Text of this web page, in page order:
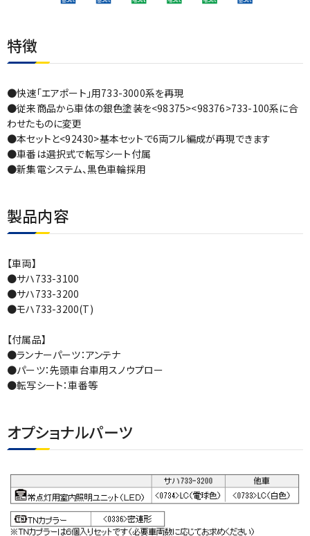
特徴
●快速「エアポート」用733-3000系を再現
●従来商品から車体の銀色塗装を<98375><98376>733-100系に合
わせたものに変更
●本セットと<92430>基本セットで6両フル編成が再現できます
●車番は選択式で転写シート付属
●新集電システム、黒色車輪採用
製品内容
【車両】
●サハ733-3100
●サハ733-3200
●モハ733-3200(T)
【付属品】
●ランナーパーツ：アンテナ
●パーツ：先頭車台車用スノウプロー
●転写シート：車番等
オプショナルパーツ